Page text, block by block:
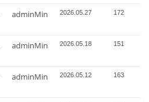
adminMin 2026.05.27 172
adminMin 2026.05.18 151
adminMin 2026.05.12 163